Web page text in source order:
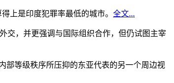
上是印度犯罪率最低的城市。 全文...
交，并更强调与国际组织合作，但仍试图主宰
部等级秩序所压抑的东亚代表的另一个周边视